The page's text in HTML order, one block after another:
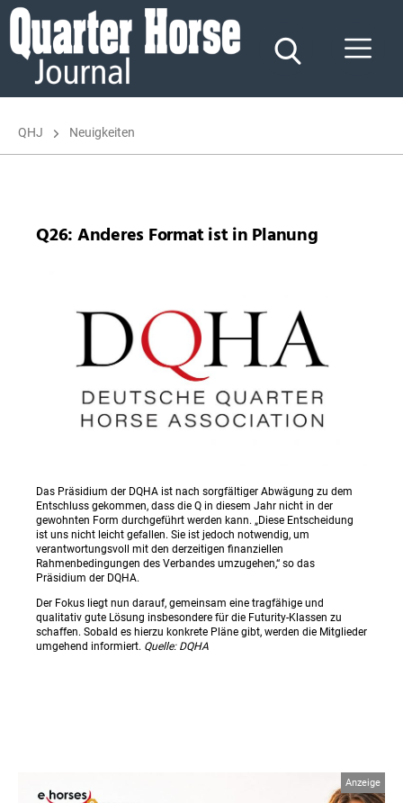
Quarter
Horse
Journal
QHJ Neuigkeiten
Q26: Anderes Format ist in Planung
Das Präsidium der DQHA ist nach sorgfältiger Abwägung zu dem
Entschluss gekommen, dass die Q in diesem Jahr nicht in der
gewohnten Form durchgeführt werden kann. „Diese Entscheidung
ist uns nicht leicht gefallen. Sie ist jedoch notwendig, um
verantwortungsvoll mit den derzeitigen finanziellen
Rahmenbedingungen des Verbandes umzugehen,“ so das
Präsidium der DQHA.
Der Fokus liegt nun darauf, gemeinsam eine tragfähige und
qualitativ gute Lösung insbesondere für die Futurity-Klassen zu
schaffen. Sobald es hierzu konkrete Pläne gibt, werden die Mitglieder
umgehend informiert. Quelle: DQHA